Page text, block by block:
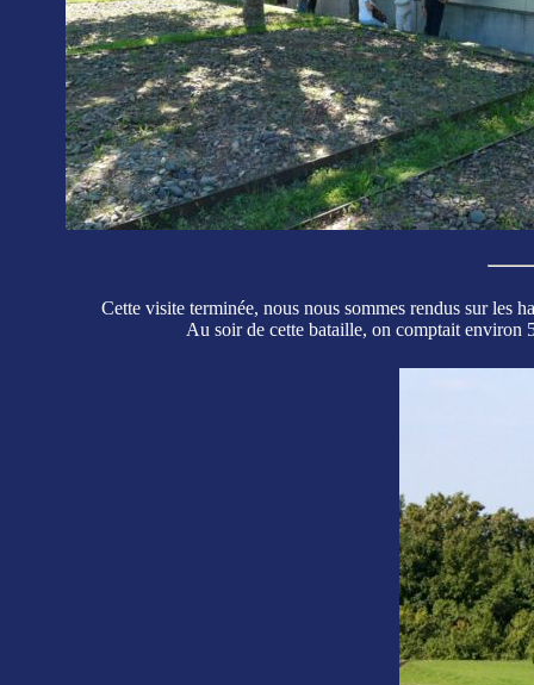
Cette visite terminée, nous nous sommes rendus sur les
Au soir de cette bataille, on comptait environ